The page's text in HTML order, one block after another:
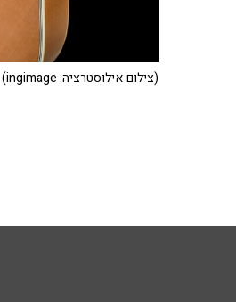
(צילום אילוסטרציה: ingimage)